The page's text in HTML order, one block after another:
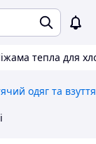
тепла для
одяг та взуття